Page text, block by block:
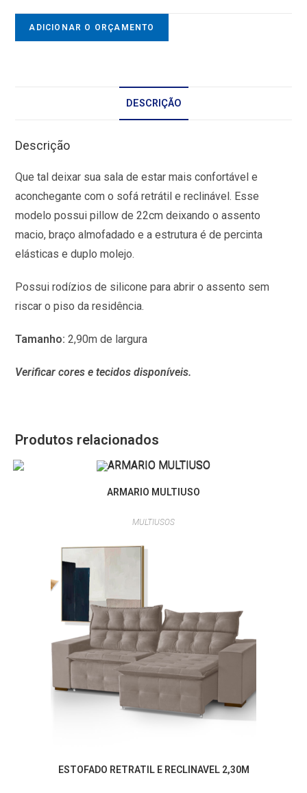
ADICIONAR O ORÇAMENTO
DESCRIÇÃO
Descrição
Que tal deixar sua sala de estar mais confortável e
aconchegante com o sofá retrátil e reclinável. Esse
modelo possui pillow de 22cm deixando o assento
macio, braço almofadado e a estrutura é de percinta
elásticas e duplo molejo.
Possui rodízios de silicone para abrir o assento sem
riscar o piso da residência.
Tamanho: 2,90m de largura
Verificar cores e tecidos disponíveis.
Produtos relacionados
ARMARIO MULTIUSO
MULTIUSOS
ESTOFADO RETRATIL E RECLINAVEL 2,30M